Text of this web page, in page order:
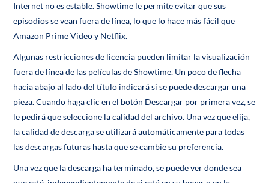
Internet no es estable. Showtime le permite evitar que sus
episodios se vean fuera de línea, lo que lo hace más fácil que
Amazon Prime Video y Netflix.
Algunas restricciones de licencia pueden limitar la visualización
fuera de línea de las películas de Showtime. Un poco de flecha
hacia abajo al lado del título indicará si se puede descargar una
pieza. Cuando haga clic en el botón Descargar por primera vez, se
le pedirá que seleccione la calidad del archivo. Una vez que elija,
la calidad de descarga se utilizará automáticamente para todas
las descargas futuras hasta que se cambie su preferencia.
Una vez que la descarga ha terminado, se puede ver donde sea